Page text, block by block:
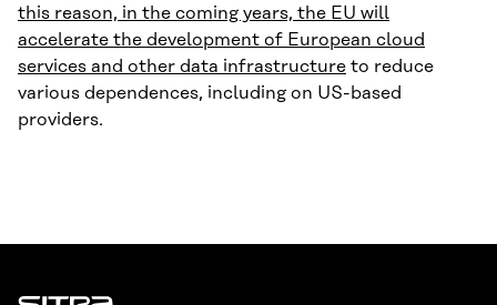
this reason, in the coming years, the EU will
accelerate the development of European cloud
services and other data infrastructure to reduce
various dependences, including on US-based
providers.